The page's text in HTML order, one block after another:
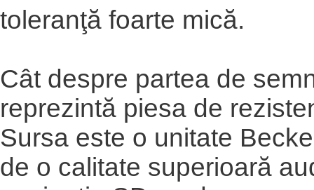
toleranţă foarte mică.
Cât despre partea de
reprezintă piesa de
Sursa este o unitate
de o calitate superioară